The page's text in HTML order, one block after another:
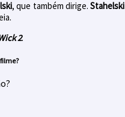
,que também dirige.Stahelski
2.